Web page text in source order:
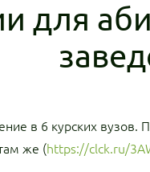
для
в 6 курских
же (https://clck.ru/